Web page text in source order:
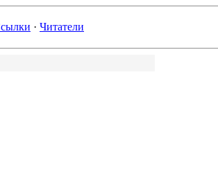
· Читатели